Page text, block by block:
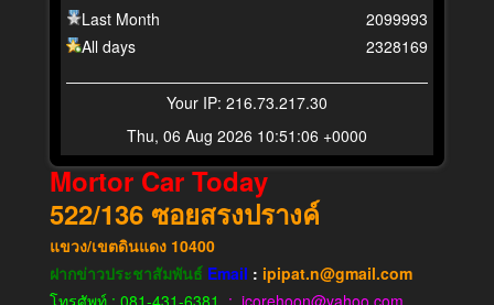
Last Month
All days
2099993
2328169
Your IP: 216.73.217.30
Thu, 06 Aug 2026 10:51:06 +0000
Mortor Car Today
522/136 ซอยสรงปรางค์
แขวง​/เขต​ดินแดง​ 10400
ฝากข่าวประชาสัมพันธ์ Email : ipipat.n@gmail.com
โทรศัพท์ : 081-431-6381 : icorehoon@yahoo.com